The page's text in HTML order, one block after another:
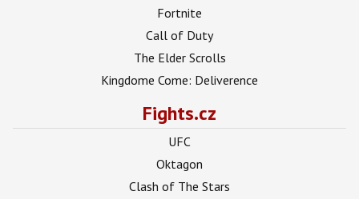
Fortnite
Call of Duty
The Elder Scrolls
Kingdome Come: Deliverence
Fights.cz
UFC
Oktagon
Clash of The Stars